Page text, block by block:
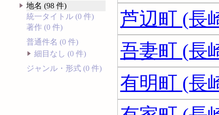
地名 (98 件)
統一タイトル (0 件)
著作 (0 件)
普通件名 (0 件)
細目なし (0 件)
ジャンル・形式 (0 件)
芦辺町 (長
吾妻町 (長
有明町 (長